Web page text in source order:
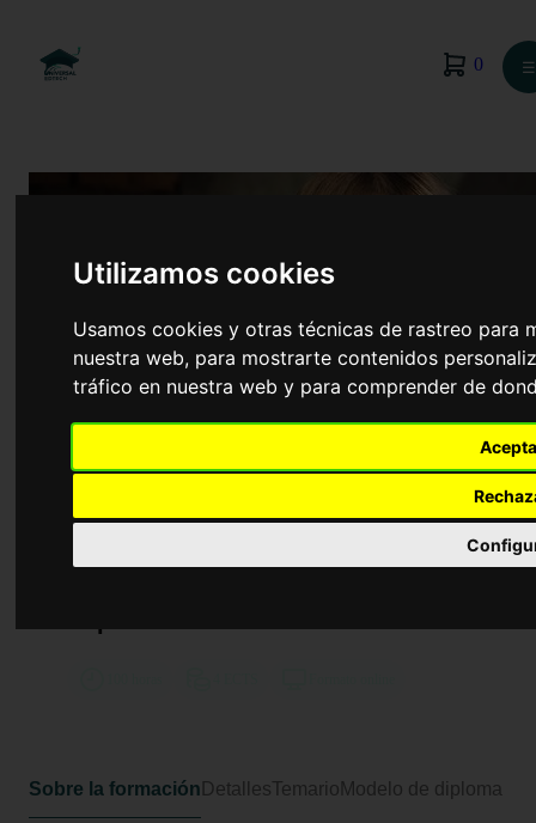
Utilizamos cookies
Usamos cookies y otras técnicas de rastreo para
nuestra web, para mostrarte contenidos
tráfico en nuestra web y para comprender de
0 ☰
Atención a Personas en Situación de
Curso en Apoyo a Familias con
Sobre la formación DetallesTemario Modelo de diploma